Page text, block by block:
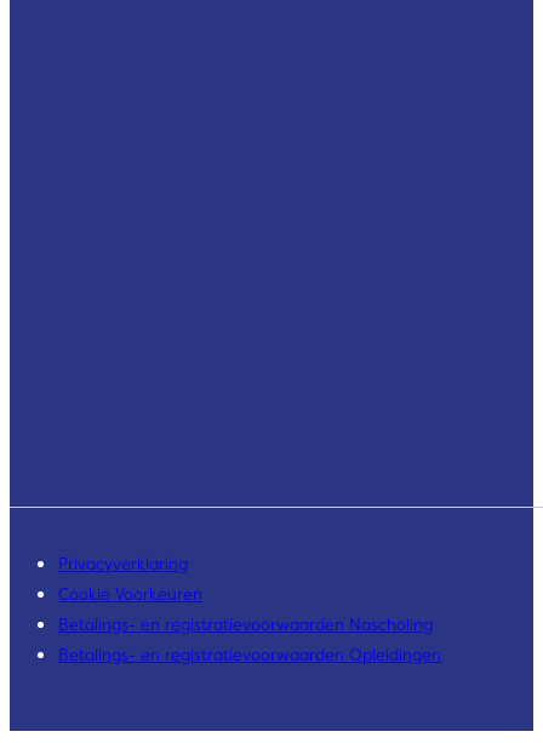
Privacyverklaring
Cookie Voorkeuren
Betalings- en registratievoorwaarden Nascholing
Betalings- en registratievoorwaarden Opleidingen